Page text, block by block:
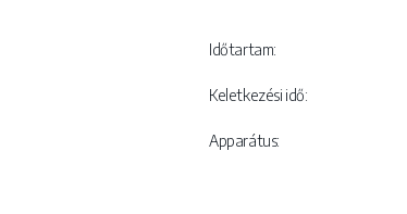
Időtartam:
Keletkezési idő:
Apparátus: